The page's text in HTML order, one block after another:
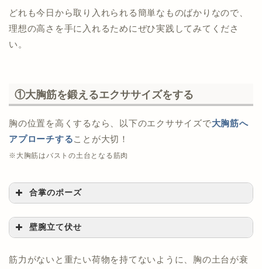
どれも今日から取り入れられる簡単なものばかりなので、
理想の高さを手に入れるためにぜひ実践してみてくださ
い。
①大胸筋を鍛えるエクササイズをする
胸の位置を高くするなら、以下のエクササイズで大胸筋へ
アプローチすることが大切！
※大胸筋はバストの土台となる筋肉
合掌のポーズ
壁腕立て伏せ
筋力がないと重たい荷物を持てないように、胸の土台が衰